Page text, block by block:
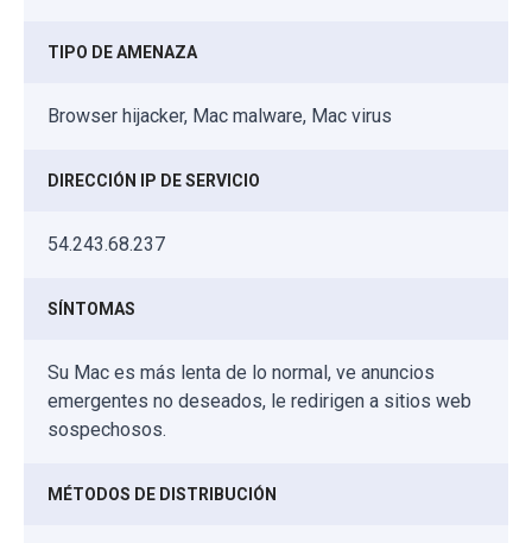
TIPO DE AMENAZA
Browser hijacker, Mac malware, Mac virus
DIRECCIÓN IP DE SERVICIO
54.243.68.237
SÍNTOMAS
Su Mac es más lenta de lo normal, ve anuncios
emergentes no deseados, le redirigen a sitios web
sospechosos.
MÉTODOS DE DISTRIBUCIÓN